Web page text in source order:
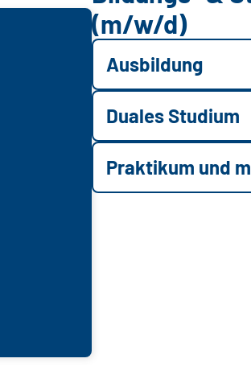
(m/w/d)
Ausbildung
Duales Studium
Praktikum und